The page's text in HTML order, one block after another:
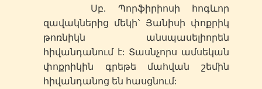
Սբ. Պորֆիրիոսի հոգևոր
զավակներից մեկի` Յանիսի փոքրիկ
թոռնիկն անսպասելիորեն
հիվանդանում է: Տասնչորս ամսեկան
փոքրիկին գրեթե մահվան շեմին
հիվանդանոց են հասցնում: